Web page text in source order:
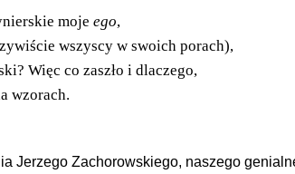
moje ego,
wszyscy w swoich porach),
Więc co zaszło i dlaczego,
wzorach.
Jerzego Zachorowskiego, naszego